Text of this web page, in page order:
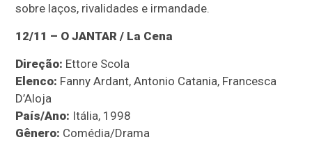
sobre laços, rivalidades e irmandade.
12/11 – O JANTAR / La Cena
Direção: Ettore Scola
Elenco: Fanny Ardant, Antonio Catania, Francesca
D’Aloja
País/Ano: Itália, 1998
Gênero: Comédia/Drama